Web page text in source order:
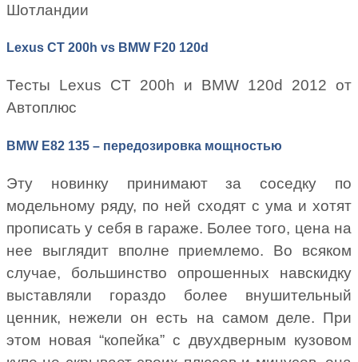
Шотландии
Lexus CT 200h vs BMW F20 120d
Тесты Lexus CT 200h и BMW 120d 2012 от
Автоплюс
BMW E82 135 – передозировка мощностью
Эту новинку принимают за соседку по
модельному ряду, по ней сходят с ума и хотят
прописать у себя в гараже. Более того, цена на
нее выглядит вполне приемлемо. Во всяком
случае, большинство опрошенных навскидку
выставляли гораздо более внушительный
ценник, нежели он есть на самом деле. При
этом новая “копейка” с двухдверным кузовом